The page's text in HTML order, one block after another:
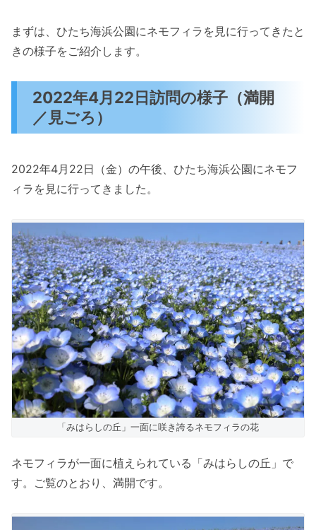
まずは、ひたち海浜公園にネモフィラを見に行ってきたと
きの様子をご紹介します。
2022年4月22日訪問の様子（満開
／見ごろ）
2022年4月22日（金）の午後、ひたち海浜公園にネモフ
ィラを見に行ってきました。
「みはらしの丘」一面に咲き誇るネモフィラの花
ネモフィラが一面に植えられている「みはらしの丘」で
す。ご覧のとおり、満開です。